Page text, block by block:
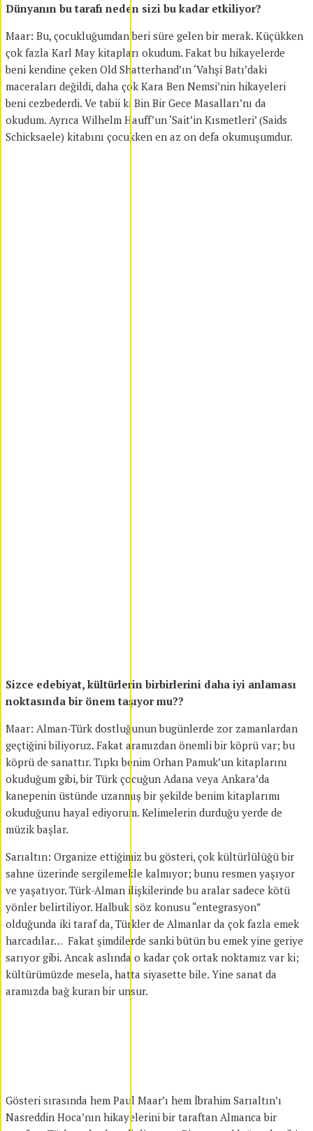
Dünyanın bu tarafı neden sizi bu kadar etkiliyor?
Maar: Bu, çocukluğumdan beri süre gelen bir merak. Küçükken
çok fazla Karl May kitapları okudum. Fakat bu hikayelerde
beni kendine çeken Old Shatterhand’ın ‘Vahşi Batı’daki
maceraları değildi, daha çok Kara Ben Nemsi’nin hikayeleri
beni cezbederdi. Ve tabii ki Bin Bir Gece Masalları’nı da
okudum. Ayrıca Wilhelm Hauff’un ‘Sait’in Kısmetleri’ (Saids
Schicksaele) kitabını çocukken en az on defa okumuşumdur.
Sizce edebiyat, kültürlerin birbirlerini daha iyi anlaması
noktasında bir önem taşıyor mu??
Maar: Alman-Türk dostluğunun bugünlerde zor zamanlardan
geçtiğini biliyoruz. Fakat aramızdan önemli bir köprü var; bu
köprü de sanattır. Tıpkı benim Orhan Pamuk’un kitaplarını
okuduğum gibi, bir Türk çocuğun Adana veya Ankara’da
kanepenin üstünde uzanmış bir şekilde benim kitaplarımı
okuduğunu hayal ediyorum. Kelimelerin durduğu yerde de
müzik başlar.
Sarıaltın: Organize ettiğimiz bu gösteri, çok kültürlülüğü bir
sahne üzerinde sergilemekle kalmıyor; bunu resmen yaşıyor
ve yaşatıyor. Türk-Alman ilişkilerinde bu aralar sadece kötü
yönler belirtiliyor. Halbuki söz konusu “entegrasyon”
olduğunda iki taraf da, Türkler de Almanlar da çok fazla emek
harcadılar… Fakat şimdilerde sanki bütün bu emek yine geriye
sarıyor gibi. Ancak aslında o kadar çok ortak noktamız var ki;
kültürümüzde mesela, hatta siyasette bile. Yine sanat da
aramızda bağ kuran bir unsur.
Gösteri sırasında hem Paul Maar’ı hem İbrahim Sarıaltın’ı
Nasreddin Hoca’nın hikayelerini bir taraftan Almanca bir